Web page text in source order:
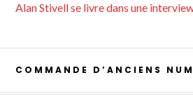
Alan Stivell se livre dans une
COMMANDE D’ANCIENS